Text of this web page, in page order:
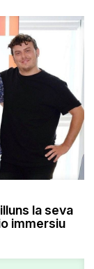
la seva
immersiu